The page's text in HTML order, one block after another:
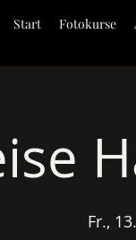
Start Fotokurse
Fr.,